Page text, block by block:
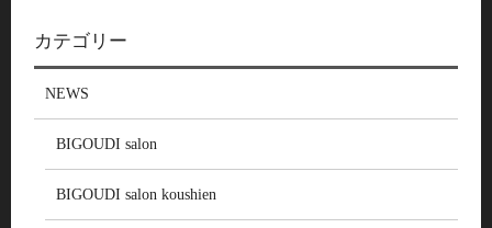
カテゴリー
NEWS
BIGOUDI salon
BIGOUDI salon koushien